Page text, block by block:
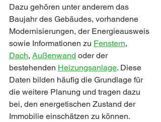
Dazu gehören unter anderem das
Baujahr des Gebäudes, vorhandene
Modernisierungen, der Energieausweis
sowie Informationen zu Fenstern,
Dach, Außenwand oder der
bestehenden Heizungsanlage. Diese
Daten bilden häufig die Grundlage für
die weitere Planung und tragen dazu
bei, den energetischen Zustand der
Immobilie einschätzen zu können.